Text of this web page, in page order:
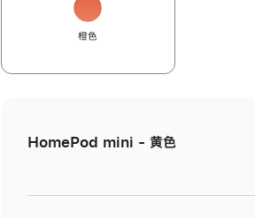
橙色
HomePod mini - 黄色